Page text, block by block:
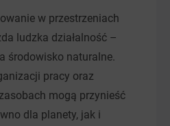
w przestrzeniach
ludzka działalność –
środowisko naturalne.
pracy oraz
mogą przynieść
dla planety, jak i